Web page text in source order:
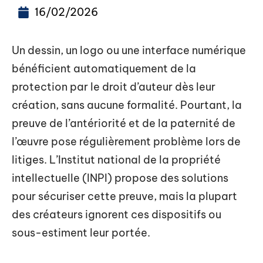
16/02/2026
Un dessin, un logo ou une interface numérique
bénéficient automatiquement de la
protection par le droit d’auteur dès leur
création, sans aucune formalité. Pourtant, la
preuve de l’antériorité et de la paternité de
l’œuvre pose régulièrement problème lors de
litiges. L’Institut national de la propriété
intellectuelle (INPI) propose des solutions
pour sécuriser cette preuve, mais la plupart
des créateurs ignorent ces dispositifs ou
sous-estiment leur portée.